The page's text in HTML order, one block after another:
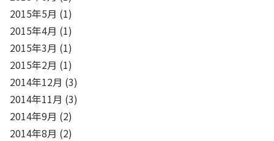
2015年5月 (1)
2015年4月 (1)
2015年3月 (1)
2015年2月 (1)
2014年12月 (3)
2014年11月 (3)
2014年9月 (2)
2014年8月 (2)